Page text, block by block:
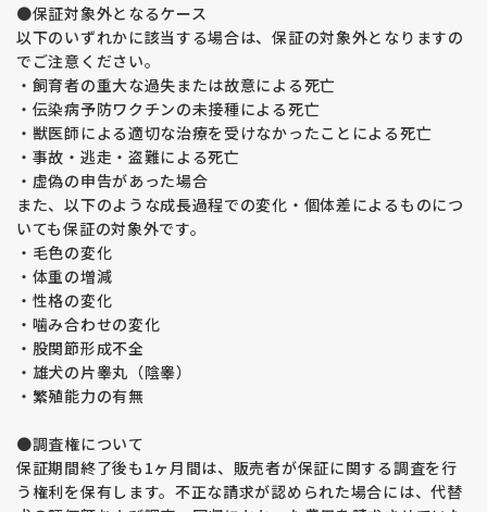
●保証対象外となるケース
以下のいずれかに該当する場合は、保証の対象外となりますの
でご注意ください。
・飼育者の重大な過失または故意による死亡
・伝染病予防ワクチンの未接種による死亡
・獣医師による適切な治療を受けなかったことによる死亡
・事故・逃走・盗難による死亡
・虚偽の申告があった場合
また、以下のような成長過程での変化・個体差によるものにつ
いても保証の対象外です。
・毛色の変化
・体重の増減
・性格の変化
・噛み合わせの変化
・股関節形成不全
・雄犬の片睾丸（陰睾）
・繁殖能力の有無
●調査権について
保証期間終了後も1ヶ月間は、販売者が保証に関する調査を行
う権利を保有します。不正な請求が認められた場合には、代替